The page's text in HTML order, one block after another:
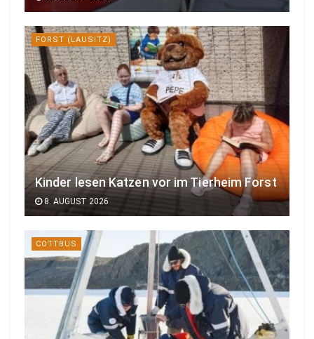
FORST (LAUSITZ)
Kinder lesen Katzen vor im Tierheim Forst
8. AUGUST 2026
COTTBUS